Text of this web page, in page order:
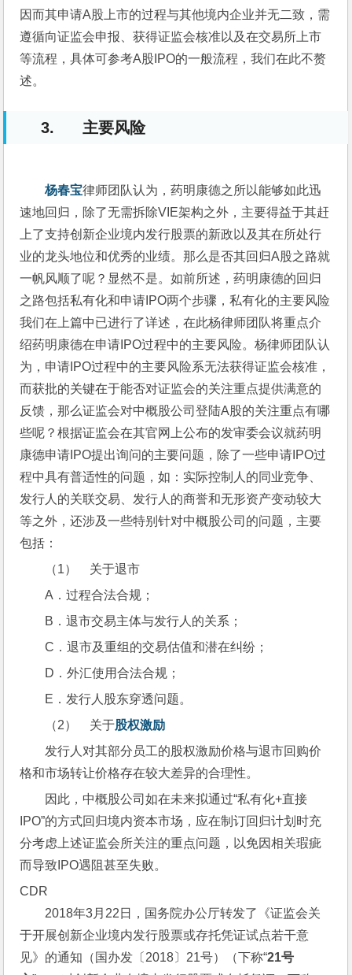
因而其申请A股上市的过程与其他境内企业并无二致，需
遵循向证监会申报、获得证监会核准以及在交易所上市
等流程，具体可参考A股IPO的一般流程，我们在此不赘
述。
3. 主要风险
杨春宝律师团队认为，药明康德之所以能够如此迅
速地回归，除了无需拆除VIE架构之外，主要得益于其赶
上了支持创新企业境内发行股票的新政以及其在所处行
业的龙头地位和优秀的业绩。那么是否其回归A股之路就
一帆风顺了呢？显然不是。如前所述，药明康德的回归
之路包括私有化和申请IPO两个步骤，私有化的主要风险
我们在上篇中已进行了详述，在此杨律师团队将重点介
绍药明康德在申请IPO过程中的主要风险。杨律师团队认
为，申请IPO过程中的主要风险系无法获得证监会核准，
而获批的关键在于能否对证监会的关注重点提供满意的
反馈，那么证监会对中概股公司登陆A股的关注重点有哪
些呢？根据证监会在其官网上公布的发审委会议就药明
康德申请IPO提出询问的主要问题，除了一些申请IPO过
程中具有普适性的问题，如：实际控制人的同业竞争、
发行人的关联交易、发行人的商誉和无形资产变动较大
等之外，还涉及一些特别针对中概股公司的问题，主要
包括：
（1）    关于退市
A．过程合法合规；
B．退市交易主体与发行人的关系；
C．退市及重组的交易估值和潜在纠纷；
D．外汇使用合法合规；
E．发行人股东穿透问题。
（2）    关于股权激励
发行人对其部分员工的股权激励价格与退市回购价
格和市场转让价格存在较大差异的合理性。
因此，中概股公司如在未来拟通过“私有化+直接
IPO”的方式回归境内资本市场，应在制订回归计划时充
分考虑上述证监会所关注的重点问题，以免因相关瑕疵
而导致IPO遇阻甚至失败。
CDR
2018年3月22日，国务院办公厅转发了《证监会关
于开展创新企业境内发行股票或存托凭证试点若干意
见》的通知（国办发〔2018〕21号）（下称“21号